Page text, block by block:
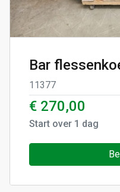
Bar
11377
€ 270,00
Start over 1 dag